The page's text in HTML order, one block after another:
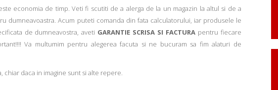
economia de timp. Veti fi scutiti de a alerga de la un magazin la altul si de a
dumneavoastra. Acum puteti comanda din fata calculatorului, iar produsele le
de dumneavostra, aveti GARANTIE SCRISA SI FACTURA pentru fiecare
Va multumim pentru alegerea facuta si ne bucuram sa fim alaturi de
chiar daca in imagine sunt si alte repere.